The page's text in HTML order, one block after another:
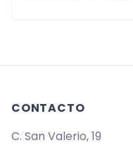
CONTACTO
C. San Valerio, 19